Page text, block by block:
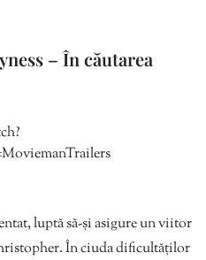
– În căutarea
luptă să-și asigure un viitor
În ciuda dificultăților